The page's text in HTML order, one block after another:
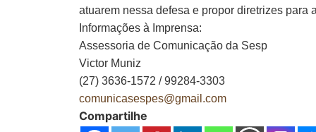
atuarem nessa defesa e propor diretrizes
Informações à Imprensa:
Assessoria de Comunicação da Sesp
Victor Muniz
(27) 3636-1572 / 99284-3303
comunicasespes@gmail.com
Compartilhe